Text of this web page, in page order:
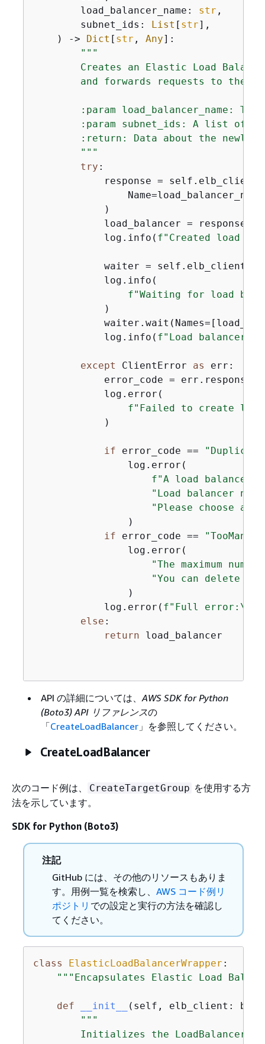
        load_balancer_name:
str ,
        subnet_ids:
List [ str],
) -> Dict [ str , Any]:
"""
Creates an Elastic Load
and forwards requests to the
:param load_balancer_name: The
:param subnet_ids: A list of
:return: Data about the newly
        """
try :
response =
            )
            load_balancer = response[
            log.info(
f"Created load
waiter =
            log.info(
f"Waiting for load
            )
            log.info(
f"Load balancer '
except ClientError as err:
            error_code = err.response[
            log.error(
f"Failed to create
            )
if error_code ==
                log.error(
f"A load balancer
"Load balancer
"Please choose a
                )
if error_code ==
                log.error(
"The maximum
"You can delete
                )
            log.error(
f"Full error:\n\t
else :
return load_balancer
API の詳細については、AWS SDK for Python
(Boto3) API リファレンスの
「CreateLoadBalancer」を参照してください。
CreateLoadBalancer
次のコード例は、 CreateTargetGroup を使用する方
法を示しています。
SDK for Python (Boto3)
注記
GitHub には、その他のリソースもありま
す。用例一覧を検索し、 AWS コード例リ
ポジトリ での設定と実行の方法を確認し
てください。
class ElasticLoadBalancerWrapper :
"""Encapsulates Elastic Load
def __init__ ( self, elb_client:
"""
Initializes the LoadBalancer